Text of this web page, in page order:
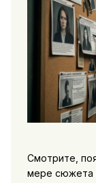
Смотрите,
мере сюжета